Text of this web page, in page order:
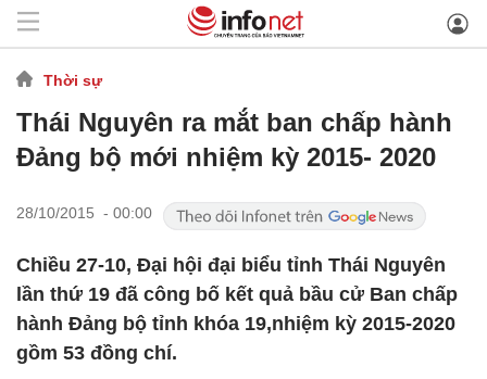
Thời sự
Thái Nguyên ra mắt ban chấp hành
Đảng bộ mới nhiệm kỳ 2015- 2020
28/10/2015 - 00:00
Chiều 27-10, Đại hội đại biểu tỉnh Thái Nguyên
lần thứ 19 đã công bố kết quả bầu cử Ban chấp
hành Đảng bộ tỉnh khóa 19,nhiệm kỳ 2015-2020
gồm 53 đồng chí.